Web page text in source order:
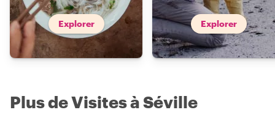
Explorer Explorer
Plus de Visites à Séville